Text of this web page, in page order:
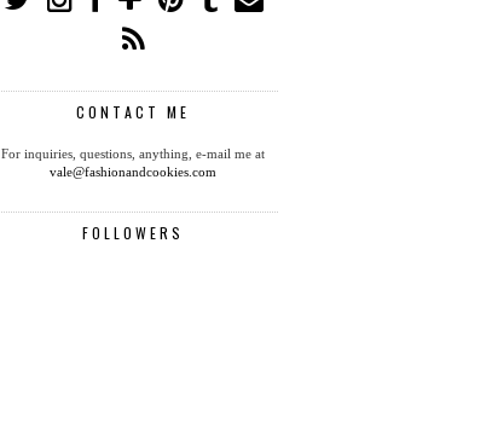
CONTACT ME
For inquiries, questions, anything, e-mail me at
vale@fashionandcookies.com
FOLLOWERS